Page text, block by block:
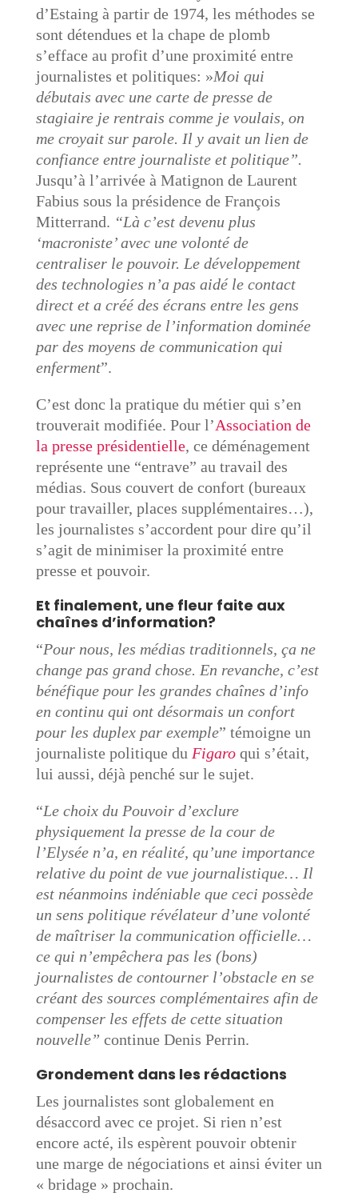
d’Estaing à partir de 1974, les méthodes se
sont détendues et la chape de plomb
s’efface au profit d’une proximité entre
journalistes et politiques: »Moi qui
débutais avec une carte de presse de
stagiaire je rentrais comme je voulais, on
me croyait sur parole. Il y avait un lien de
confiance entre journaliste et politique”.
Jusqu’à l’arrivée à Matignon de Laurent
Fabius sous la présidence de François
Mitterrand. “Là c’est devenu plus
‘macroniste’ avec une volonté de
centraliser le pouvoir. Le développement
des technologies n’a pas aidé le contact
direct et a créé des écrans entre les gens
avec une reprise de l’information dominée
par des moyens de communication qui
enferment”.
C’est donc la pratique du métier qui s’en
trouverait modifiée. Pour l’Association de
la presse présidentielle, ce déménagement
représente une “entrave” au travail des
médias. Sous couvert de confort (bureaux
pour travailler, places supplémentaires…),
les journalistes s’accordent pour dire qu’il
s’agit de minimiser la proximité entre
presse et pouvoir.
Et finalement, une fleur faite aux
chaînes d’information?
“Pour nous, les médias traditionnels, ça ne
change pas grand chose. En revanche, c’est
bénéfique pour les grandes chaînes d’info
en continu qui ont désormais un confort
pour les duplex par exemple” témoigne un
journaliste politique du Figaro qui s’était,
lui aussi, déjà penché sur le sujet.
“Le choix du Pouvoir d’exclure
physiquement la presse de la cour de
l’Elysée n’a, en réalité, qu’une importance
relative du point de vue journalistique… Il
est néanmoins indéniable que ceci possède
un sens politique révélateur d’une volonté
de maîtriser la communication officielle…
ce qui n’empêchera pas les (bons)
journalistes de contourner l’obstacle en se
créant des sources complémentaires afin de
compenser les effets de cette situation
nouvelle” continue Denis Perrin.
Grondement dans les rédactions
Les journalistes sont globalement en
désaccord avec ce projet. Si rien n’est
encore acté, ils espèrent pouvoir obtenir
une marge de négociations et ainsi éviter un
« bridage » prochain.